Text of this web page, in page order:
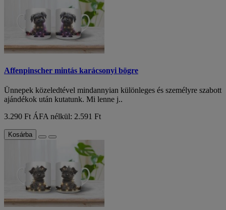
Affenpinscher mintás karácsonyi bögre
Ünnepek közeledtével mindannyian különleges és személyre szabott
ajándékok után kutatunk. Mi lenne j..
3.290 FtÁFA nélkül: 2.591 Ft
Kosárba